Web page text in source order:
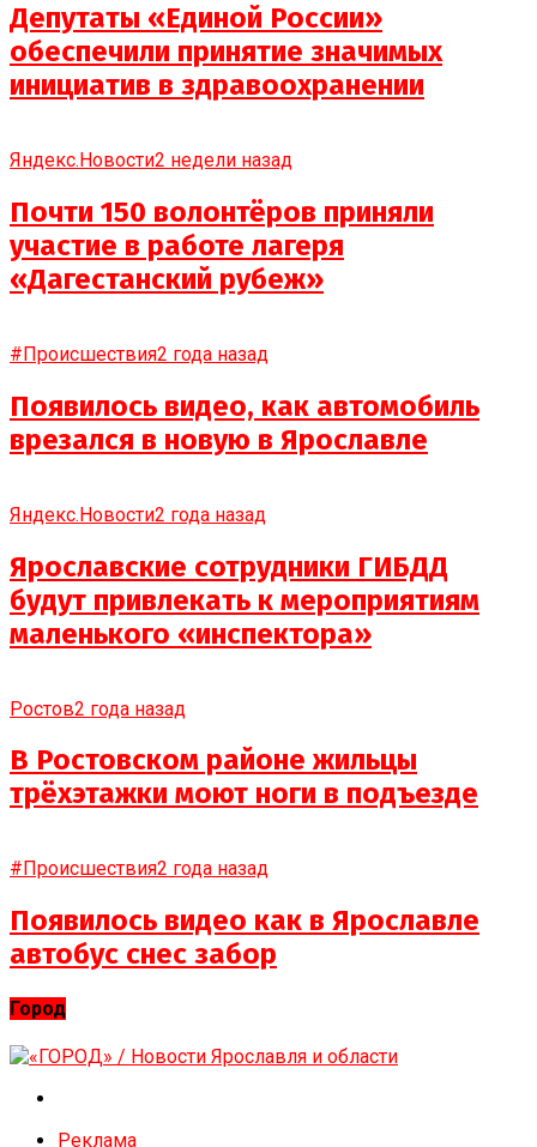
Депутаты «Единой России»
обеспечили принятие значимых
инициатив в здравоохранении
Яндекс.Новости2 недели назад
Почти 150 волонтёров приняли
участие в работе лагеря
«Дагестанский рубеж»
#Происшествия2 года назад
Появилось видео, как автомобиль
врезался в новую в Ярославле
Яндекс.Новости2 года назад
Ярославские сотрудники ГИБДД
будут привлекать к мероприятиям
маленького «инспектора»
Ростов2 года назад
В Ростовском районе жильцы
трёхэтажки моют ноги в подъезде
#Происшествия2 года назад
Появилось видео как в Ярославле
автобус снес забор
Город
Реклама